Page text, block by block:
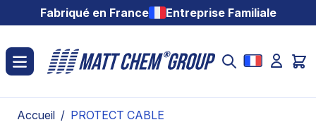
Aller au contenuFabriqué en France Entreprise Familiale
Accueil / PROTECT CABLE